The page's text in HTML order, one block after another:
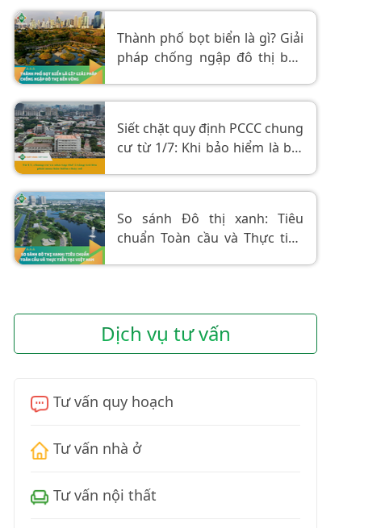
Thành phố bọt biển là gì? Giải
pháp chống ngập đô thị bền
Siết chặt quy định PCCC chung
cư từ 1/7: Khi bảo hiểm là bắt
chắn sinh tử"
So sánh Đô thị xanh: Tiêu
chuẩn Toàn cầu và Thực tiễn
Dịch vụ tư vấn
Tư vấn quy hoạch
Tư vấn nhà ở
Tư vấn nội thất